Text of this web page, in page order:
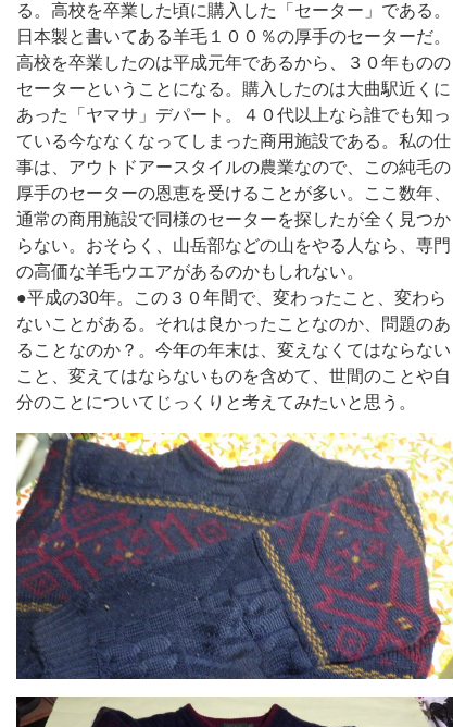
る。高校を卒業した頃に購入した「セーター」である。
日本製と書いてある羊毛１００％の厚手のセーターだ。
高校を卒業したのは平成元年であるから、３０年ものの
セーターということになる。購入したのは大曲駅近くに
あった「ヤマサ」デパート。４０代以上なら誰でも知っ
ている今ななくなってしまった商用施設である。私の仕
事は、アウトドアースタイルの農業なので、この純毛の
厚手のセーターの恩恵を受けることが多い。ここ数年、
通常の商用施設で同様のセーターを探したが全く見つか
らない。おそらく、山岳部などの山をやる人なら、専門
の高価な羊毛ウエアがあるのかもしれない。
●平成の30年。この３０年間で、変わったこと、変わら
ないことがある。それは良かったことなのか、問題のあ
ることなのか？。今年の年末は、変えなくてはならない
こと、変えてはならないものを含めて、世間のことや自
分のことについてじっくりと考えてみたいと思う。